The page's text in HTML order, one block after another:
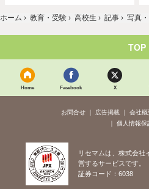
ホーム › 教育・受験 › 高校生 › 記事 › 写真
TOP
Home Facebook X
お問合せ 広告掲載 会社概
個人情報保
リセマムは、株式会社
営するサービスです。
証券コード：6038